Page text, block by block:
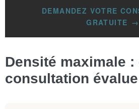
DEMANDEZ VOTRE
GRATUITE
Densité maximale :
consultation